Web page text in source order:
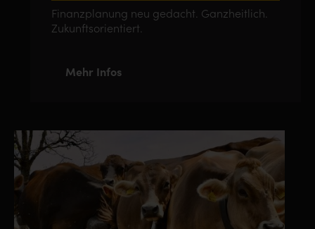
Finanzplanung neu gedacht. Ganzheitlich.
Zukunftsorientiert.
Mehr Infos